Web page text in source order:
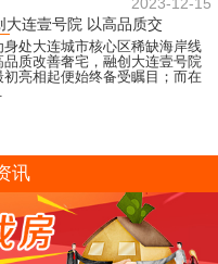
2023-12-15
大连壹号院 以高品质交
身处大连城市核心区稀缺海岸线
品质改善奢宅，融创大连壹号院
初亮相起便始终备受瞩目；而在
讯